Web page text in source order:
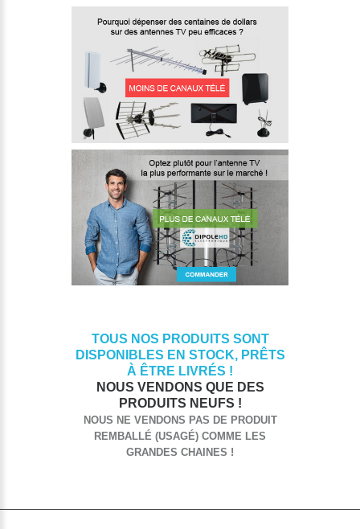
TOUS NOS PRODUITS SONT
DISPONIBLES EN STOCK, PRÊTS
À ÊTRE LIVRÉS !
NOUS VENDONS QUE DES
PRODUITS NEUFS !
NOUS NE VENDONS PAS DE PRODUIT
REMBALLÉ (USAGÉ) COMME LES
GRANDES CHAINES !